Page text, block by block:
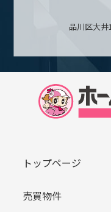
品川区大
トップページ
売買物件